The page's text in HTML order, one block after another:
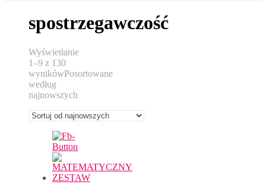
spostrzegawczość
Wyświetlanie
1–9 z 130
wynikówPosortowane
według
najnowszych